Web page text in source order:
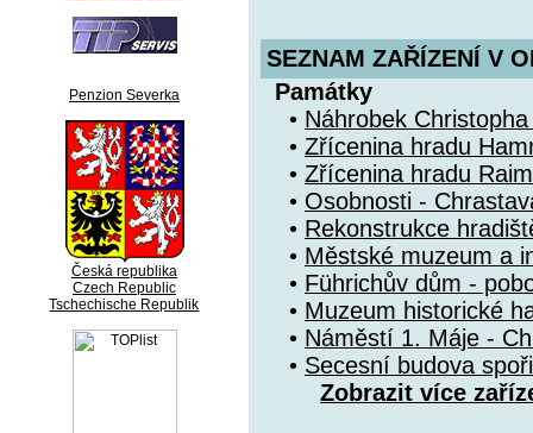
Penzion Severka
Česká republika
Czech Republic
Tschechische Republik
SEZNAM ZAŘÍZENÍ V
Památky
• Náhrobek
• Zřícenina hradu
• Zřícenina hradu
• Osobnosti -
• Rekonstrukce
• Městské muzeum a
• Führichův dům -
• Muzeum historické
• Náměstí 1. Máje -
• Secesní budova
Zobrazit více